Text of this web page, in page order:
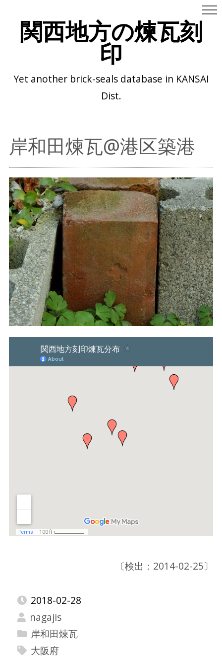
関西地方の煉瓦刻
印
Yet another brick-seals database in KANSAI
Dist.
岸和田煉瓦@港区築港
〔検出：2014-02-25〕
2018-02-28
nagajis
岸和田煉瓦
大阪府